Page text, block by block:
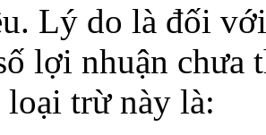
Lý do là đối
lợi nhuận chưa
trừ này là: